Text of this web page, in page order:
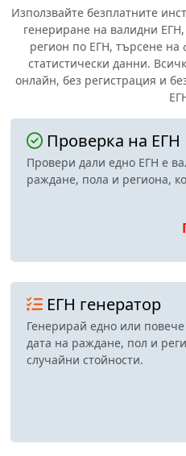
Използвайте безплатните
генериране на валидни
регион по ЕГН, търсене
статистически данни.
онлайн, без регистрация и
Проверка на ЕГН
Провери дали едно ЕГН е
раждане, пола и региона,
ЕГН генератор
Генерирай едно или
дата на раждане, пол и
случайни стойности.